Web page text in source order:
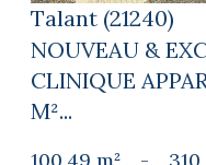
Talant (21240)
NOUVEAU &
CLINIQUE
M²...
100,49 m² -